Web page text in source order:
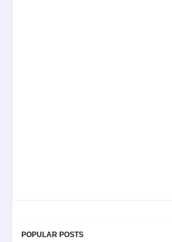
POPULAR POSTS